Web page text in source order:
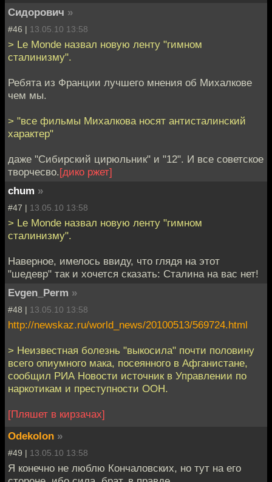
Сидорович »
#46 | 13.05.10 13:58
> Le Monde назвал новую ленту "гимном
сталинизму".
Ребята из Франции лучшего мнения об Михалкове
чем мы.
> "все фильмы Михалкова носят антисталинский
характер"
даже "Сибирский цирюльник" и "12". И все советское
творчесво.[дико ржет]
chum »
#47 | 13.05.10 13:58
> Le Monde назвал новую ленту "гимном
сталинизму".
Наверное, имелось ввиду, что глядя на этот
"шедевр" так и хочется сказать: Сталина на вас нет!
Evgen_Perm »
#48 | 13.05.10 13:58
http://newskaz.ru/world_news/20100513/569724.html
> Неизвестная болезнь "выкосила" почти половину
всего опиумного мака, посеянного в Афганистане,
сообщил РИА Новости источник в Управлении по
наркотикам и преступности ООН.
[Пляшет в кирзачах]
Odekolon »
#49 | 13.05.10 13:58
Я конечно не люблю Кончаловских, но тут на его